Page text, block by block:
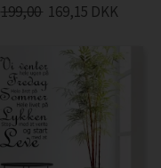
199,00 169,15 DKK